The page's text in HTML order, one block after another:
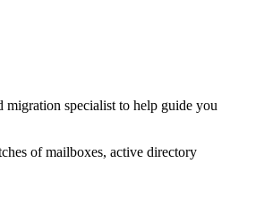
specialist to help guide you
of mailboxes, active directory